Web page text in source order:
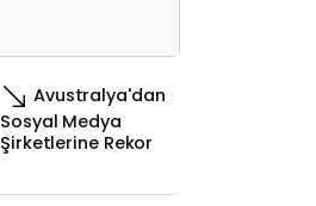
Avustralya'dan
Sosyal Medya
Şirketlerine Rekor